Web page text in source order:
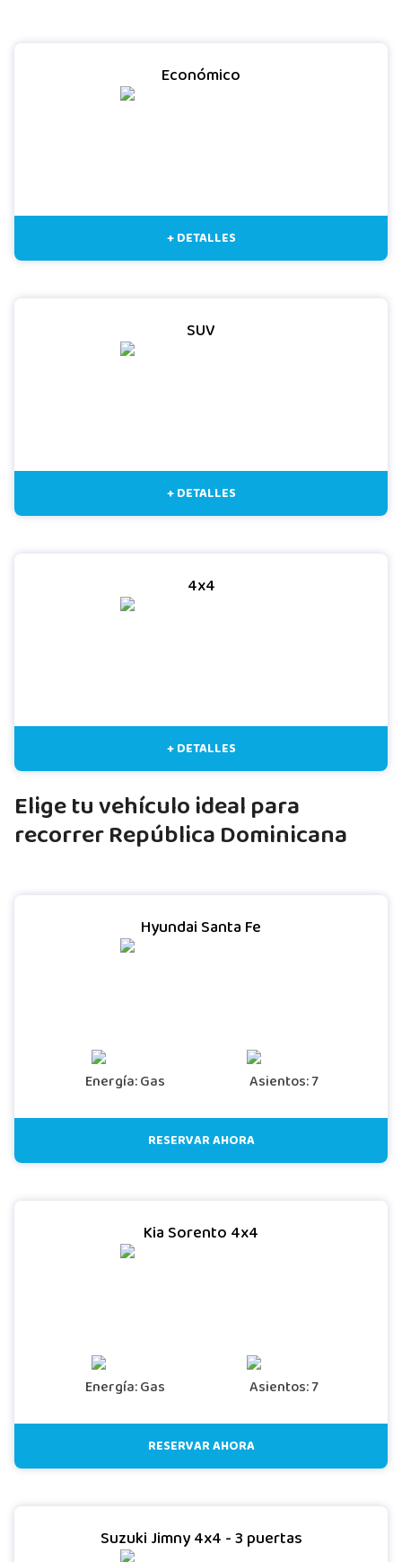
Económico
+ DETALLES
SUV
+ DETALLES
4x4
+ DETALLES
Elige tu vehículo ideal para
recorrer República Dominicana
Hyundai Santa Fe
Energía: Gas Asientos: 7
RESERVAR AHORA
Kia Sorento 4x4
Energía: Gas Asientos: 7
RESERVAR AHORA
Suzuki Jimny 4x4 - 3 puertas